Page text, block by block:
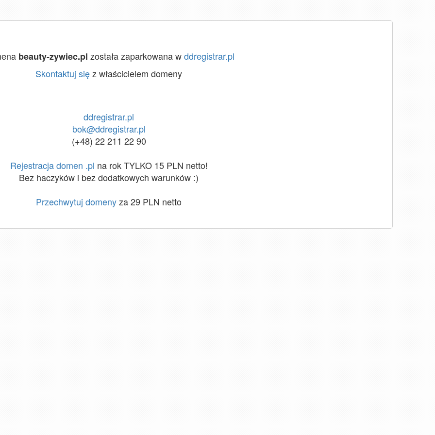
beauty-zywiec.pl została zaparkowana wddregistrar.pl
Skontaktuj sięz właścicielem domeny
ddregistrar.pl
bok@ddregistrar.pl
(+48) 22 211 22 90
Rejestracja domen .pl na rok TYLKO 15 PLN netto!
Bez haczyków i bez dodatkowych warunków :)
Przechwytuj domenyza 29 PLN netto